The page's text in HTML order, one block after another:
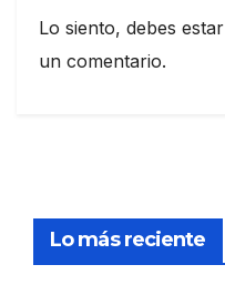
Lo siento, debes estar
un comentario.
Lo más reciente